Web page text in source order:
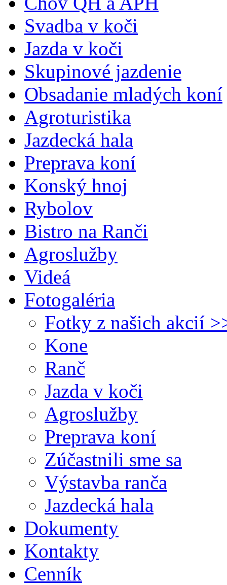
Svadba v koči
Jazda v koči
Skupinové jazdenie
Obsadanie mladých koní
Agroturistika
Jazdecká hala
Preprava koní
Konský hnoj
Rybolov
Bistro na Ranči
Agroslužby
Videá
Fotogaléria
Fotky z našich akcií
Kone
Ranč
Jazda v koči
Agroslužby
Preprava koní
Zúčastnili sme sa
Výstavba ranča
Jazdecká hala
Dokumenty
Kontakty
Cenník